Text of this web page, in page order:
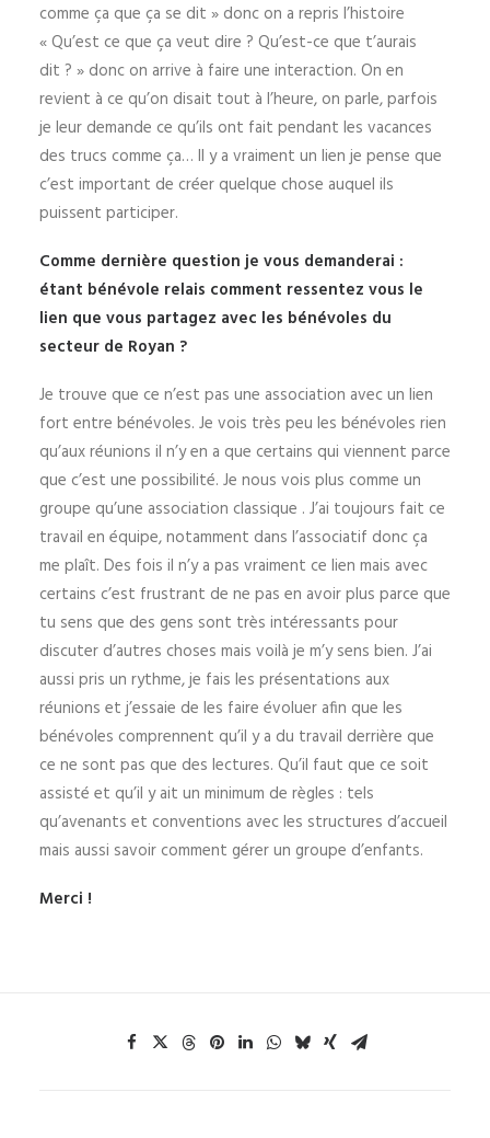
comme ça que ça se dit » donc on a repris l’histoire
« Qu’est ce que ça veut dire ? Qu’est-ce que t’aurais
dit ? » donc on arrive à faire une interaction. On en
revient à ce qu’on disait tout à l’heure, on parle, parfois
je leur demande ce qu’ils ont fait pendant les vacances
des trucs comme ça… Il y a vraiment un lien je pense que
c’est important de créer quelque chose auquel ils
puissent participer.
Comme dernière question je vous demanderai :
étant bénévole relais comment ressentez vous le
lien que vous partagez avec les bénévoles du
secteur de Royan ?
Je trouve que ce n’est pas une association avec un lien
fort entre bénévoles. Je vois très peu les bénévoles rien
qu’aux réunions il n’y en a que certains qui viennent parce
que c’est une possibilité. Je nous vois plus comme un
groupe qu’une association classique . J’ai toujours fait ce
travail en équipe, notamment dans l’associatif donc ça
me plaît. Des fois il n’y a pas vraiment ce lien mais avec
certains c’est frustrant de ne pas en avoir plus parce que
tu sens que des gens sont très intéressants pour
discuter d’autres choses mais voilà je m’y sens bien. J’ai
aussi pris un rythme, je fais les présentations aux
réunions et j’essaie de les faire évoluer afin que les
bénévoles comprennent qu’il y a du travail derrière que
ce ne sont pas que des lectures. Qu’il faut que ce soit
assisté et qu’il y ait un minimum de règles : tels
qu’avenants et conventions avec les structures d’accueil
mais aussi savoir comment gérer un groupe d’enfants.
Merci !